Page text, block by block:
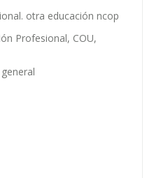
otra educación ncop
Profesional, COU,